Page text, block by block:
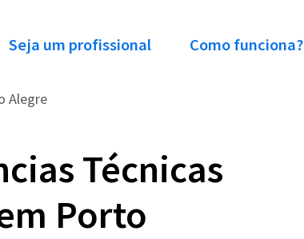
Seja um profissional Como funciona?
Alegre
Técnicas
Porto